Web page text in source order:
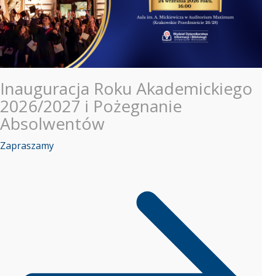
Inauguracja Roku Akademickiego
2026/2027 i Pożegnanie
Absolwentów
Zapraszamy